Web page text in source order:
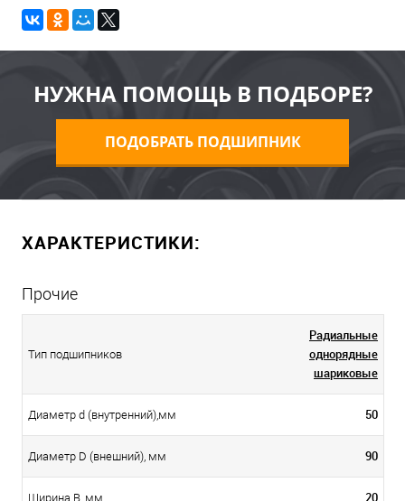
НУЖНА ПОМОЩЬ В ПОДБОРЕ?
ПОДОБРАТЬ ПОДШИПНИК
ХАРАКТЕРИСТИКИ:
Прочие
Тип подшипников
Радиальные
однорядные
шариковые
Диаметр d (внутренний),мм 50
Диаметр D (внешний), мм 90
Ширина B, мм 20